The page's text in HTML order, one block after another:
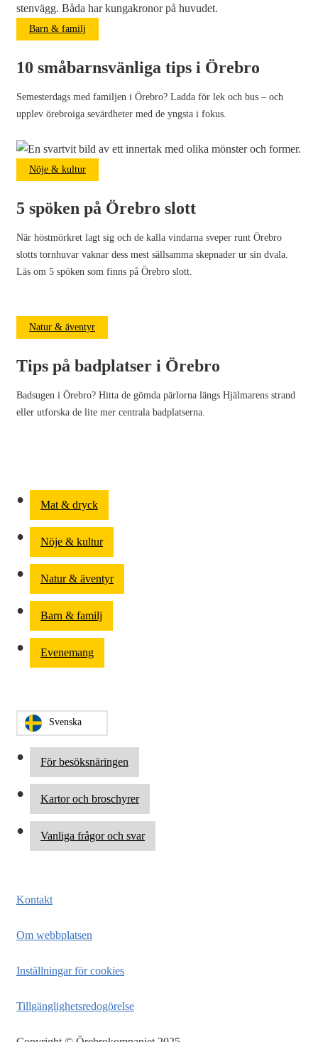
Barn & familj
10 småbarnsvänliga tips i Örebro
Semesterdags med familjen i Örebro? Ladda för lek och bus – och
upplev örebroiga sevärdheter med de yngsta i fokus.
Nöje & kultur
5 spöken på Örebro slott
När höstmörkret lagt sig och de kalla vindarna sveper runt Örebro
slotts tornhuvar vaknar dess mest sällsamma skepnader ur sin dvala.
Läs om 5 spöken som finns på Örebro slott.
Natur & äventyr
Tips på badplatser i Örebro
Badsugen i Örebro? Hitta de gömda pärlorna längs Hjälmarens strand
eller utforska de lite mer centrala badplatserna.
Svenska
Mat & dryck
Nöje & kultur
Natur & äventyr
Barn & familj
Evenemang
För besöksnäringen
Kartor och broschyrer
Vanliga frågor och svar
Kontakt
Om webbplatsen
Inställningar för cookies
Tillgänglighetsredogörelse